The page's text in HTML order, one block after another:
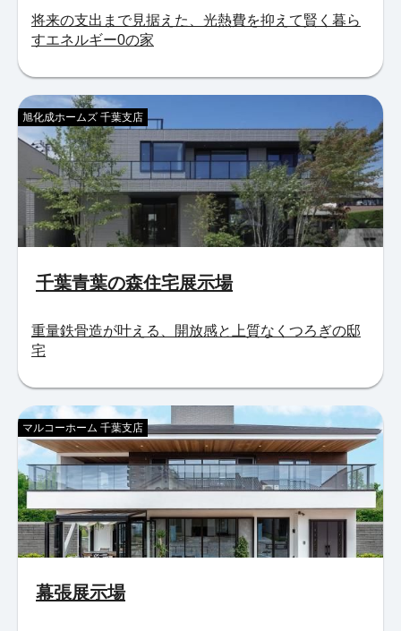
将来の支出まで見据えた、光熱費を抑えて賢く暮ら
すエネルギー0の家
千葉青葉の森住宅展示場
旭化成ホームズ 千葉支店
重量鉄骨造が叶える、開放感と上質なくつろぎの邸
宅
幕張展示場
マルコーホーム 千葉支店